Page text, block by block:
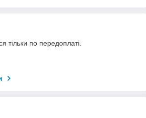
тільки по передоплаті.